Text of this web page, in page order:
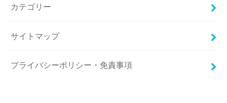
カテゴリー
サイトマップ
プライバシーポリシー・免責事項